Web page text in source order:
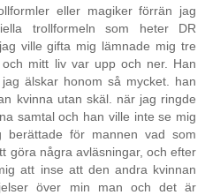
eller magiker förrän jag
trollformeln som heter DR
ville gifta mig lämnade mig tre
mitt liv var upp och ner. Han
älskar honom så mycket. han
kvinna utan skäl. när jag ringde
samtal och han ville inte se mig
för mannen vad som
göra några avläsningar, och efter
att inse att den andra kvinnan
över min man och det är